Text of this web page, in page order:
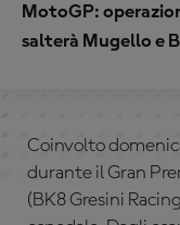
MotoGP:
salterà Mugello e
Coinvolto
durante il Gran
(BK8 Gresini